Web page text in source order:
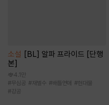
소설 [BL] 알파 프라이드 [단행
본]
4.1만
#무심공 # 재벌수 #배틀연애 #현대물
#강공